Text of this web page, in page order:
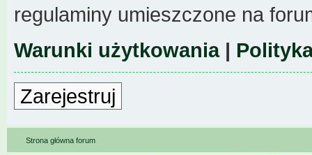
regulaminy umieszczone na
Warunki użytkowania|
Zarejestruj
Strona główna forum